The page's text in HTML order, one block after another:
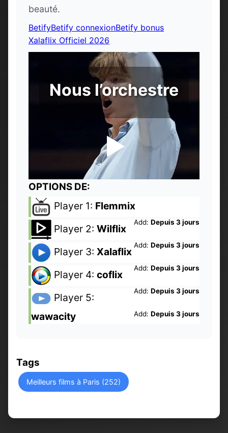
beauté.
BetifyBetify connexionBetify bonus
Xalaflix Officiel 2026
Nous l’orchestre
OPTIONS DE:
Player 1: Flemmix
Add: Depuis 3 jours
Player 2: Wilflix
Add: Depuis 3 jours
Player 3: Xalaflix
Add: Depuis 3 jours
Player 4: coflix
Add: Depuis 3 jours
Player 5:
wawacity
Add: Depuis 3 jours
Tags
Meilleurs films à Paris (252)